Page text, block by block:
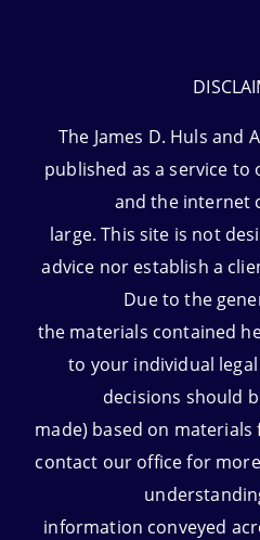
The James D. Huls and
published as a service to
and the internet
large. This site is not
advice nor establish a
Due to the
the materials contained
to your individual
decisions should
made) based on
contact our office for
information conveyed